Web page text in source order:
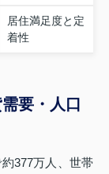
居住満足度と定
着性
要・人口
377万人、世帯